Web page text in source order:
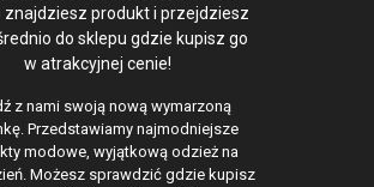
znajdziesz produkt i przejdziesz
do sklepu gdzie kupisz go
w atrakcyjnej cenie!
z nami swoją nową wymarzoną
Przedstawiamy najmodniejsze
modowe, wyjątkową odzież na
Możesz sprawdzić gdzie kupisz